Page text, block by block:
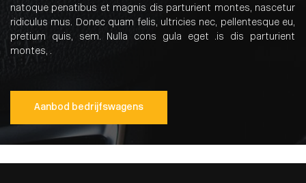
natoque penatibus et magnis dis parturient montes, nascetur
ridiculus mus. Donec quam felis, ultricies nec, pellentesque eu,
pretium quis, sem. Nulla cons gula eget .is dis parturient
montes, .
Aanbod bedrijfswagens